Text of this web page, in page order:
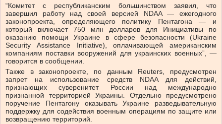
“Комитет с республиканским большинством заявил, что
завершил работу над своей версией NDAA — ежегодного
законопроекта, определяющего политику Пентагона — и
который включает 750 млн долларов для Инициативы по
оказанию помощи Украине в сфере безопасности (Ukraine
Security Assistance Initiative), оплачивающей американским
компаниям поставки вооружений для украинских военных”, —
говорится в сообщении.
Также в законопроекте, по данным Reuters, предусмотрен
запрет на использование средств NDAA для действий,
признающих суверенитет России над международно
признанной территорией Украины. Отдельно предусмотрено
поручение Пентагону оказывать Украине разведывательную
поддержку для содействия военным операциям по защите или
возвращению территорий.